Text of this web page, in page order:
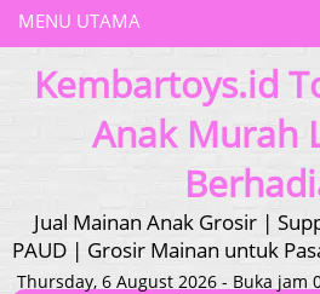
MENU UTAMA
Kembartoys.id
Anak Murah
Jual Mainan Anak Grosir |
PAUD | Grosir Mainan untuk
Thursday, 6 August 2026 - Buka jam